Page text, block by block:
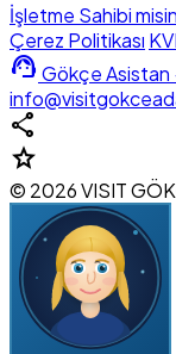
İşletme Sahibi
Çerez Politikası
support_agent Gökçe Asistan
share
star
© 2026 VISIT